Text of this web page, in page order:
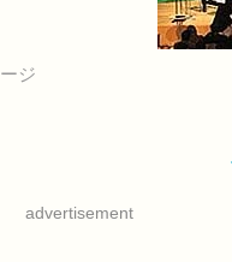
ジ
advertisement